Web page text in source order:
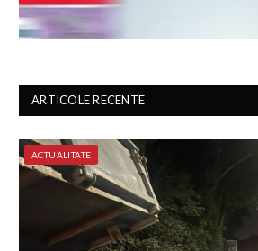
ARTICOLE RECENTE
ACTUALITATE